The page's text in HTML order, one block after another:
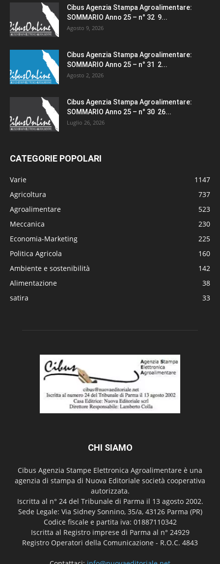
Cibus Agenzia Stampa Agroalimentare:
SOMMARIO Anno 25 – n° 32 9...
Agosto 9, 2026
Cibus Agenzia Stampa Agroalimentare:
SOMMARIO Anno 25 – n° 31 2...
Agosto 2, 2026
Cibus Agenzia Stampa Agroalimentare:
SOMMARIO Anno 25 – n° 30 26...
Luglio 26, 2026
CATEGORIE POPOLARI
Varie
1147
Agricoltura
737
Agroalimentare
523
Meccanica
230
Economia-Marketing
225
Politica Agricola
160
Ambiente e sostenibilità
142
Alimentazione
38
satira
33
CHI SIAMO
Cibus Agenzia Stampe Elettronica Agroalimentare è una
agenzia di stampa di Nuova Editoriale società cooperativa
autorizzata.
Iscritta al n° 24 del Tribunale di Parma il 13 agosto 2002.
Sede Legale: Via Sidney Sonnino, 35/a, 43126 Parma (PR)
Codice fiscale e partita iva: 01887110342
Iscritta al Registro imprese di Parma al n° 24929
Registro Operatori della Comunicazione - R.O.C. 4843